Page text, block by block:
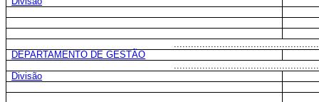
DEPARTAMENTO DE GESTÃO
Divisão